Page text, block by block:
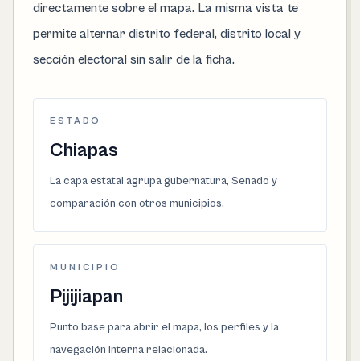
directamente sobre el mapa. La misma vista te
permite alternar distrito federal, distrito local y
sección electoral sin salir de la ficha.
ESTADO
Chiapas
La capa estatal agrupa gubernatura, Senado y
comparación con otros municipios.
MUNICIPIO
Pijijiapan
Punto base para abrir el mapa, los perfiles y la
navegación interna relacionada.